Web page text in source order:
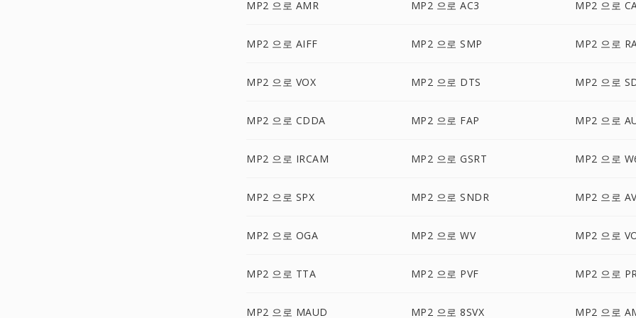
MP2 으로 AMR MP2 으로 AC3 MP2 으로
MP2 으로 AIFF MP2 으로 SMP MP2 으로
MP2 으로 VOX MP2 으로 DTS MP2 으로
MP2 으로 CDDA MP2 으로 FAP MP2 으로
MP2 으로 IRCAM MP2 으로 GSRT MP2 으로
MP2 으로 SPX MP2 으로 SNDR MP2 으로
MP2 으로 OGA MP2 으로 WV MP2 으로
MP2 으로 TTA MP2 으로 PVF MP2 으로
MP2 으로 MAUD MP2 으로 8SVX MP2 으로